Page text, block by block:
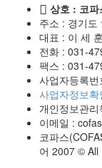
상호 : 코파
주소 : 경기도
대표 : 이 세 훈
전화 : 031-
팩스 : 031-
사업자등록번
사업자정보확
개인정보관
이메일 :
코파스
어 2007 © All